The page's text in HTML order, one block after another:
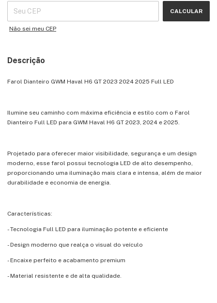
CALCULAR
Não sei meu CEP
Descrição
Farol Dianteiro GWM Haval H6 GT 2023 2024 2025 Full LED
Ilumine seu caminho com máxima eficiência e estilo com o Farol
Dianteiro Full LED para GWM Haval H6 GT 2023, 2024 e 2025.
Projetado para oferecer maior visibilidade, segurança e um design
moderno, esse farol possui tecnologia LED de alto desempenho,
proporcionando uma iluminação mais clara e intensa, além de maior
durabilidade e economia de energia.
Características:
- Tecnologia Full LED para iluminação potente e eficiente
- Design moderno que realça o visual do veículo
- Encaixe perfeito e acabamento premium
- Material resistente e de alta qualidade.